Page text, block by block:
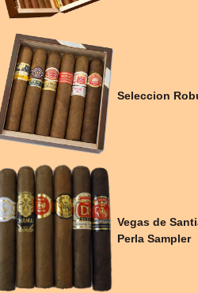
Seleccion
Vegas de
Perla Sampler